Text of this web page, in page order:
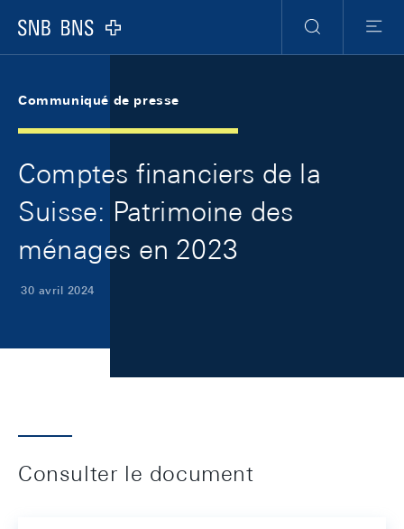
Logo
RechercheMenu
Communiqué de presse
Comptes financiers de la
Suisse: Patrimoine des
ménages en 2023
30 avril 2024
Consulter le document